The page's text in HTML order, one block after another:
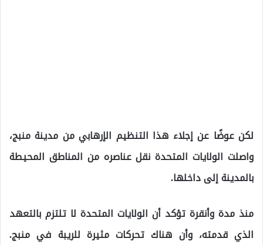
لكن عوضًا عن إجلاء هذا التنظيم الإرهابي من مدينة منبج،
واصلت الولايات المتحدة نقل عناصره من المناطق المحيطة
بالمدينة إلى داخلها.
منذ مدة وأنقرة تؤكد أن الولايات المتحدة لا تلتزم بالتعهد
الذي قدمته، وأن هناك تحركات مثيرة للريبة في منبج.